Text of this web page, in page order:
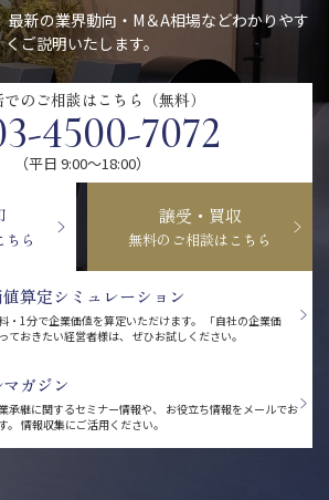
最新の業界動向・M＆A相場などわかりやす
くご説明いたします。
でのご相談はこちら（無料）
4500-7072
（平日 9:00〜18:00）
ちら
譲受・買収
無料のご相談はこちら
算定シミュレーション
・1分で企業価値を算定いただけます。
「自社の企業価
ておきたい経営者様は、 ぜひお試しください。
ガジン
承継に関するセミナー情報や、
お役立ち情報をメールでお
情報収集にご活用ください。